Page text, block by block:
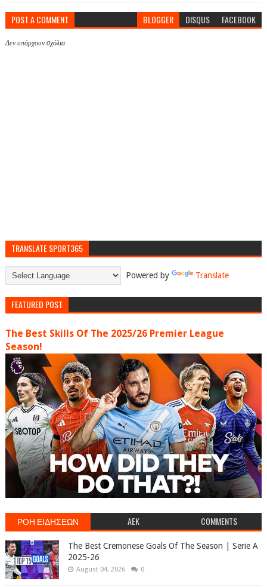
POST A COMMENT BLOGGER DISQUS FACEBOOK
Δεν υπάρχουν σχόλια
TRANSLATE SPORT365
Powered by Translate
FEATURED POST
The Best Skills Of The 2025/26 Premier League
Season!
ΡΟΗ ΕΙΔΗΣΕΩΝ AEK COMMENTS
The Best Cremonese Goals Of The Season | Serie A
2025-26
August 04, 2026 0